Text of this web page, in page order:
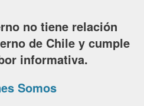
no tiene relación
de Chile y cumple
informativa.
Somos